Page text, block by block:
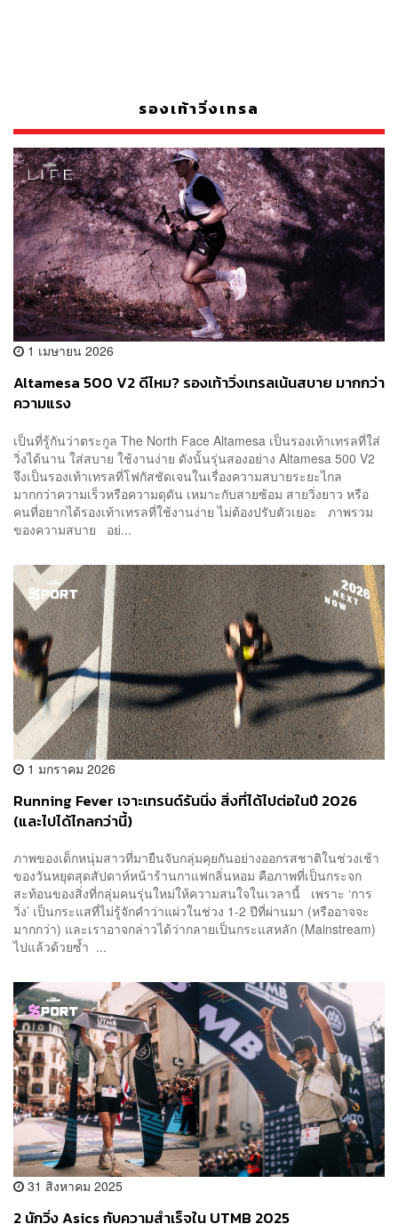
รองเท้าวิ่งเทรล
1 เมษายน 2026
Altamesa 500 V2 ดีไหม? รองเท้าวิ่งเทรลเน้นสบาย มากกว่า
ความแรง
เป็นที่รู้กันว่าตระกูล The North Face Altamesa เป็นรองเท้าเทรลที่ใส่
วิ่งได้นาน ใส่สบาย ใช้งานง่าย ดังนั้นรุ่นสองอย่าง Altamesa 500 V2
จึงเป็นรองเท้าเทรลที่โฟกัสชัดเจนในเรื่องความสบายระยะไกล
มากกว่าความเร็วหรือความดุดัน เหมาะกับสายซ้อม สายวิ่งยาว หรือ
คนที่อยากได้รองเท้าเทรลที่ใช้งานง่าย ไม่ต้องปรับตัวเยอะ ภาพรวม
ของความสบาย อย่...
1 มกราคม 2026
Running Fever เจาะเทรนด์รันนิ่ง สิ่งที่ได้ไปต่อในปี 2026
(และไปได้ไกลกว่านี้)
ภาพของเด็กหนุ่มสาวที่มายืนจับกลุ่มคุยกันอย่างออกรสชาติในช่วงเช้า
ของวันหยุดสุดสัปดาห์หน้าร้านกาแฟกลิ่นหอม คือภาพที่เป็นกระจก
สะท้อนของสิ่งที่กลุ่มคนรุ่นใหม่ให้ความสนใจในเวลานี้ เพราะ ‘การ
วิ่ง’ เป็นกระแสที่ไม่รู้จักคำว่าแผ่วในช่วง 1-2 ปีที่ผ่านมา (หรืออาจจะ
มากกว่า) และเราอาจกล่าวได้ว่ากลายเป็นกระแสหลัก (Mainstream)
ไปแล้วด้วยซ้ำ ...
31 สิงหาคม 2025
2 นักวิ่ง Asics กับความสำเร็จใน UTMB 2025